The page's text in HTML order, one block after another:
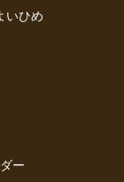
いひめ
ー